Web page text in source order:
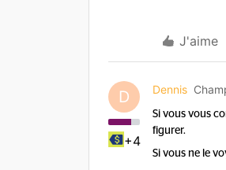
J'aime
D
+4
Dennis
Si vous vous
figurer.
Si vous ne le